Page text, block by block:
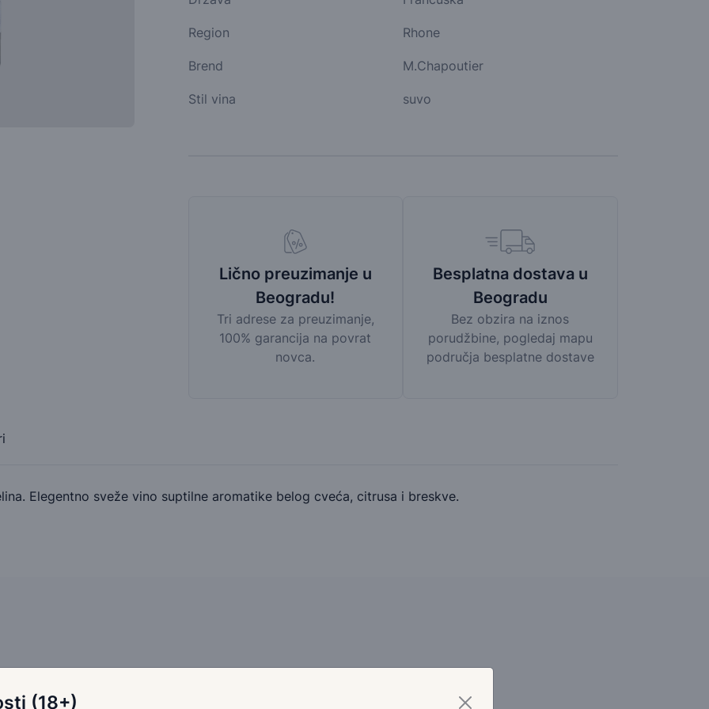
Region Rhone
Brend M.Chapoutier
Stil vina suvo
Lično preuzimanje u
Beogradu!
Tri adrese za preuzimanje,
100% garancija na povrat
novca.
Besplatna dostava u
Beogradu
Bez obzira na iznos
porudžbine, pogledaj mapu
područja besplatne dostave
Elegentno sveže vino suptilne aromatike belog cveća, citrusa i breskve.
(18+)